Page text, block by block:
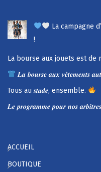
La campagne
!
La bourse aux jouets est de
𝑳𝒂 𝒃𝒐𝒖𝒓𝒔𝒆 𝒂𝒖𝒙 𝒗𝒆̂𝒕𝒆𝒎𝒆𝒏𝒕𝒔
Tous au 𝒔𝒕𝒂𝒅𝒆, ensemble.
𝑳𝒆 𝒑𝒓𝒐𝒈𝒓𝒂𝒎𝒎𝒆 𝒑𝒐𝒖𝒓 𝒏𝒐𝒔
ACCUEIL
BOUTIQUE